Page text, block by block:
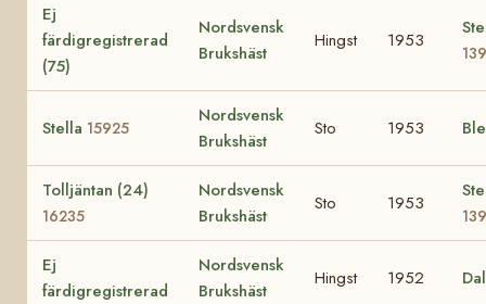
Ej
färdigregistrerad
(75)
Nordsvensk
Brukshäst
Hingst 1953
Stella 15925
Nordsvensk
Brukshäst
Sto 1953
Tolljäntan (24)
16235
Nordsvensk
Brukshäst
Sto 1953
Ej
färdigregistrerad
Nordsvensk
Brukshäst
Hingst 1952